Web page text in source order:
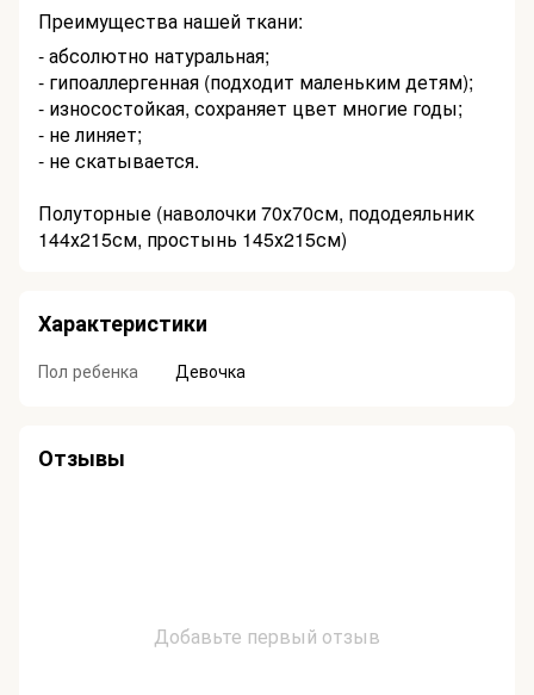
Преимущества нашей ткани:
- абсолютно натуральная;
- гипоаллергенная (подходит маленьким детям);
- износостойкая, сохраняет цвет многие годы;
- не линяет;
- не скатывается.
Полуторные (наволочки 70х70см, пододеяльник
144х215см, простынь 145х215см)
Характеристики
Пол ребенка Девочка
Отзывы
Добавьте первый отзыв